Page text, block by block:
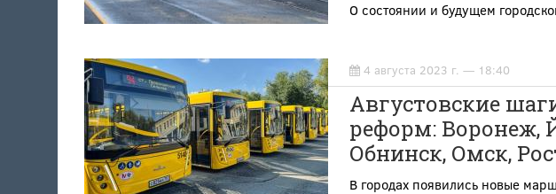
О состоянии и будущем
4 августа 2023 г. — 18:40
Августовские
реформ: Воронеж,
Обнинск, Омск,
В городах появились новые